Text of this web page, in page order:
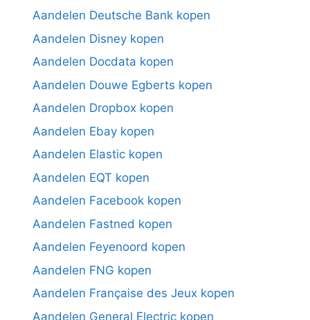
Aandelen Deutsche Bank kopen
Aandelen Disney kopen
Aandelen Docdata kopen
Aandelen Douwe Egberts kopen
Aandelen Dropbox kopen
Aandelen Ebay kopen
Aandelen Elastic kopen
Aandelen EQT kopen
Aandelen Facebook kopen
Aandelen Fastned kopen
Aandelen Feyenoord kopen
Aandelen FNG kopen
Aandelen Française des Jeux kopen
Aandelen General Electric kopen